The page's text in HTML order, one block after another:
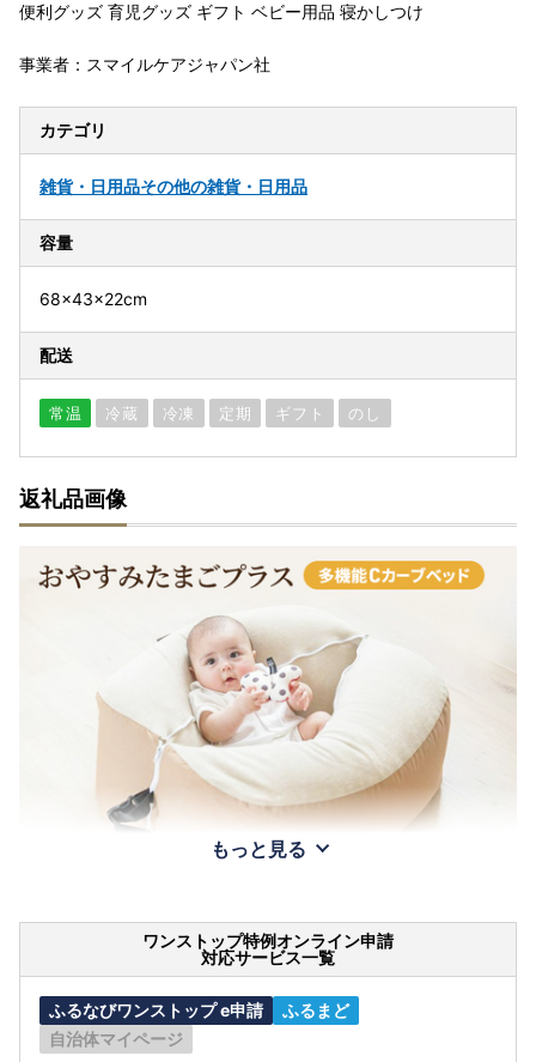
便利グッズ 育児グッズ ギフト ベビー用品 寝かしつけ
事業者：スマイルケアジャパン社
カテゴリ
雑貨・日用品その他の雑貨・日用品
容量
68×43×22cm
配送
常温 冷蔵 冷凍 定期 ギフト のし
返礼品画像
もっと見る
ワンストップ特例オンライン申請
対応サービス一覧
ふるなびワンストップ e申請
ふるまど
自治体マイページ